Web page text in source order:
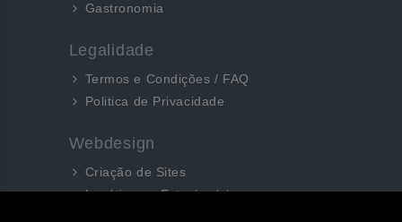
Gastronomia
Legalidade
Termos e Condições / FAQ
Politica de Privacidade
Webdesign
Criação de Sites
Logótipos e Estacionários